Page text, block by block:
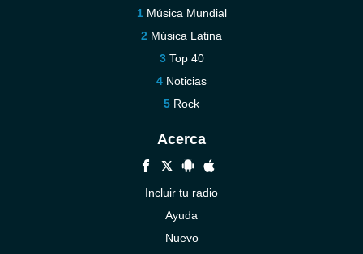
Música Mundial
Música Latina
Top 40
Noticias
Rock
Acerca
Incluir tu radio
Ayuda
Nuevo